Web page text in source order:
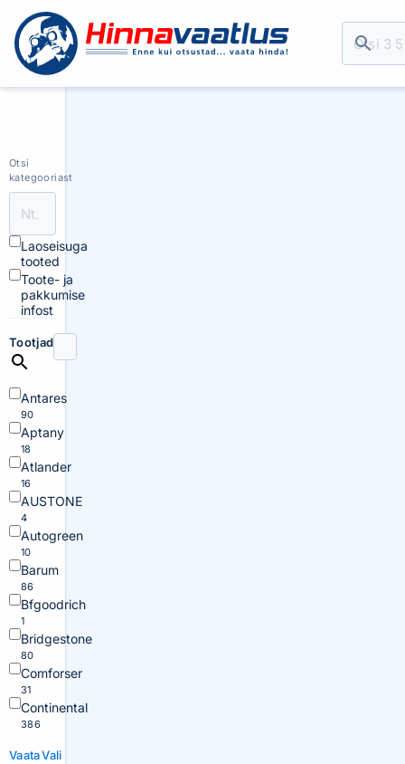
Otsi
kategooriast
Laoseisuga
tooted
Toote- ja
pakkumise
infost
Tootjad
Antares
90
Aptany
18
Atlander
16
AUSTONE
4
Autogreen
10
Barum
86
Bfgoodrich
1
Bridgestone
80
Comforser
31
Continental
386
VaataVali